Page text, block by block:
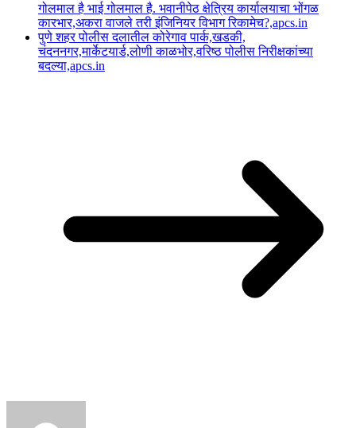
गोलमाल है भाई गोलमाल है. भवानीपेठ क्षेत्रिय कार्यालयाचा भोंगळ
कारभार,अकरा वाजले तरी इंजिनियर विभाग रिकामेच?,apcs.in
पुणे शहर पोलीस दलातील कोरेगाव पार्क,खडकी,
चंदननगर,मार्केटयार्ड,लोणी काळभोर,वरिष्ठ पोलीस निरीक्षकांच्या
बदल्या,apcs.in